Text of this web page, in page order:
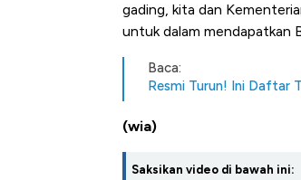
gading, kita dan
untuk dalam mendapatkan
Baca:
Resmi Turun! Ini Daftar
(wia)
Saksikan video di bawah ini: